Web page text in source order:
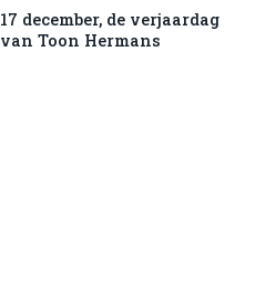
17 december, de verjaardag
van Toon Hermans